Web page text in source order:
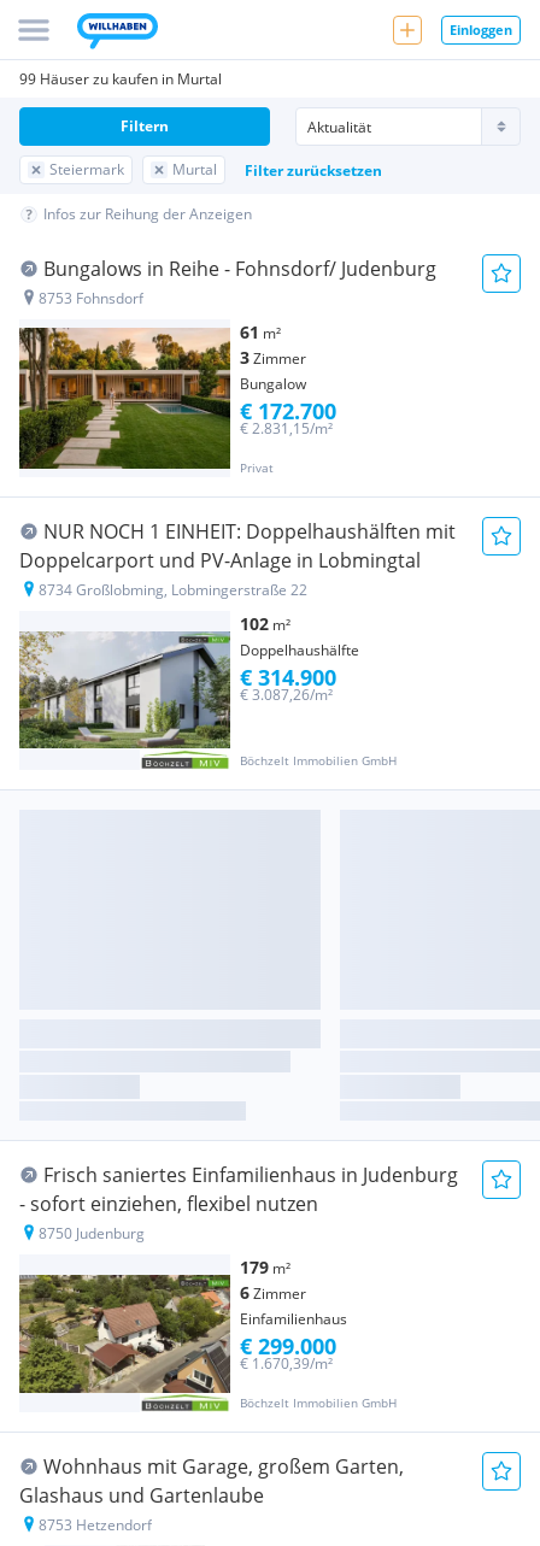
Einloggen
99 Häuser zu kaufen in Murtal
Steiermark Murtal Filter zurücksetzen
Filtern
Infos zur Reihung der Anzeigen
Bungalows in Reihe - Fohnsdorf/ Judenburg
8753 Fohnsdorf
61 m²
3Zimmer
Bungalow
Privat
€ 2.831,15/m²
€ 172.700
NUR NOCH 1 EINHEIT: Doppelhaushälften mit
Doppelcarport und PV-Anlage in Lobmingtal
8734 Großlobming, Lobmingerstraße 22
102 m²
Doppelhaushälfte
Böchzelt Immobilien GmbH
€ 3.087,26/m²
€ 314.900
Frisch saniertes Einfamilienhaus in Judenburg
- sofort einziehen, flexibel nutzen
8750 Judenburg
179 m²
6Zimmer
Einfamilienhaus
Böchzelt Immobilien GmbH
€ 1.670,39/m²
€ 299.000
Wohnhaus mit Garage, großem Garten,
Glashaus und Gartenlaube
8753 Hetzendorf